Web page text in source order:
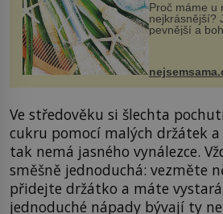
Proč máme u
nejkrásnější?
pevnější a
vlasy. ...
Ve středověku si šlechta
cukru pomocí malých držátek
tak nemá jasného vynálezce.
směšně jednoduchá: vezměte
přidejte držátko a máte
jednoduché nápady bývají ty